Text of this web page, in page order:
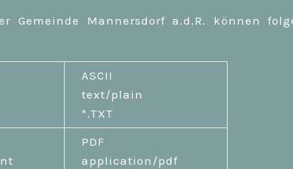
Mannersdorf a.d.R. können
ASCII
text/plain
*.TXT
PDF
application/pdf